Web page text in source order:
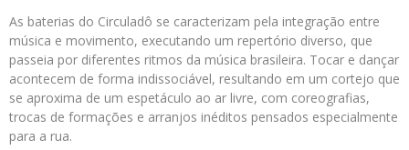
As baterias do Circuladô se caracterizam pela integração entre
música e movimento, executando um repertório diverso, que
passeia por diferentes ritmos da música brasileira. Tocar e dançar
acontecem de forma indissociável, resultando em um cortejo que
se aproxima de um espetáculo ao ar livre, com coreografias,
trocas de formações e arranjos inéditos pensados especialmente
para a rua.